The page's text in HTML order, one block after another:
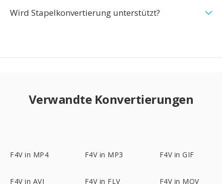
Wird Stapelkonvertierung unterstützt?
Verwandte Konvertierungen
F4V in MP4 F4V in MP3 F4V in GIF
F4V in AVI F4V in FLV F4V in MOV